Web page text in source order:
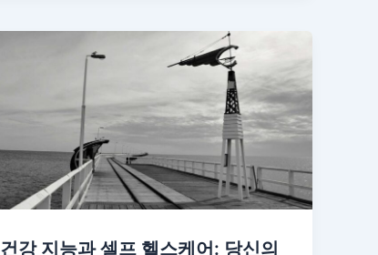
건강 지능과 셀프 헬스케어: 당신의